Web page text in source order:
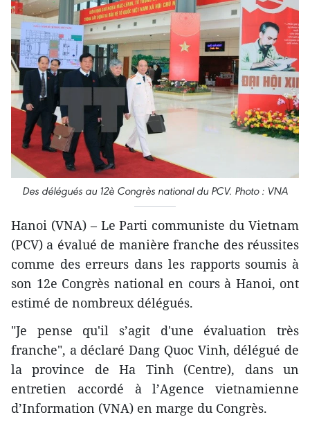
Des délégués au 12è Congrès national du PCV. Photo : VNA
Hanoi (VNA) – Le Parti communiste du Vietnam
(PCV) a évalué de manière franche des réussites
comme des erreurs dans les rapports soumis à
son 12e Congrès national en cours à Hanoi, ont
estimé de nombreux délégués.
"Je pense qu'il s’agit d'une évaluation très
franche", a déclaré Dang Quoc Vinh, délégué de
la province de Ha Tinh (Centre), dans un
entretien accordé à l’Agence vietnamienne
d’Information (VNA) en marge du Congrès.